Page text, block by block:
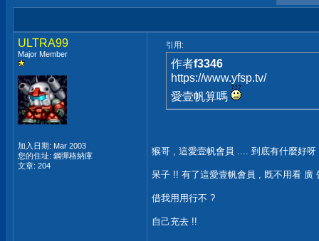
ULTRA99
Major Member
加入日期: Mar 2003
您的住址: 鋼彈格納庫
文章: 204
引用:
作者f3346
https://www.yfsp.tv/
愛壹帆算嗎
猴哥 , 這愛壹帆會員 .... 到底有什麼好呀
呆子 !! 有了這愛壹帆會員 , 既不用看
借我用用行不 ?
自己充去 !!